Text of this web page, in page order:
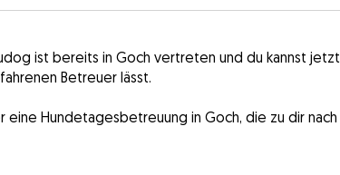
ist bereits in Goch vertreten und du kannst jetzt
Betreuer lässt.